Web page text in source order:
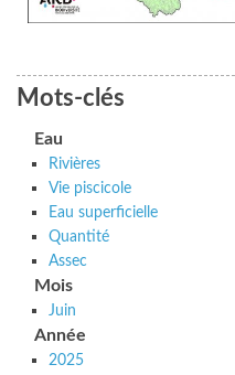
Mots-clés
Eau
Rivières
Vie piscicole
Eau superficielle
Quantité
Assec
Mois
Juin
Année
2025